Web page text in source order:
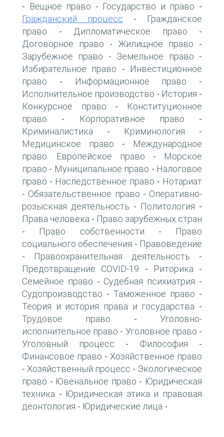
- Вещное право - Государство и право -
Гражданский процесс -
Гражданское
право - Дипломатическое право -
Договорное право - Жилищное право -
Зарубежное право - Земельное право -
Избирательное право -
Инвестиционное
право - Информационное право -
Исполнительное производство - История -
Конкурсное право -
Конституционное
право - Корпоративное право -
Криминалистика - Криминология -
Медицинское право -
Международное
право. Европейское право -
Морское
право - Муниципальное право - Налоговое
право - Наследственное право - Нотариат
- Обязательственное право - Оперативно-
розыскная деятельность - Политология -
Права человека - Право зарубежных стран
- Право собственности -
Право
социального обеспечения - Правоведение
- Правоохранительная деятельность -
Предотвращение COVID-19 - Риторика -
Семейное право - Судебная психиатрия -
Судопроизводство - Таможенное право -
Теория и история права и государства -
Трудовое право -Уголовно-
исполнительное право - Уголовное право -
Уголовный процесс - Философия -
Финансовое право - Хозяйственное право
- Хозяйственный процесс - Экологическое
право - Ювенальное право - Юридическая
техника - Юридическая этика и правовая
деонтология - Юридические лица -